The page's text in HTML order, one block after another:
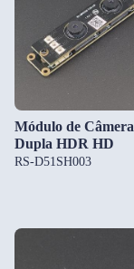
Módulo de Câmera
Dupla HDR HD
RS-D51SH003